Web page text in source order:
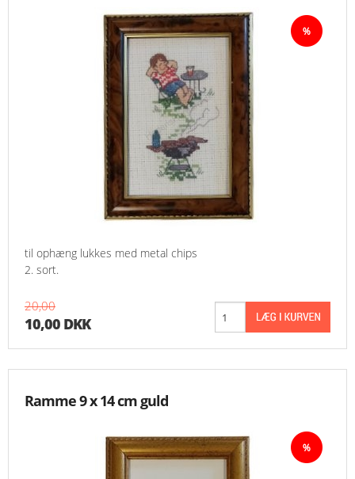
til ophæng lukkes med metal chips
2. sort.
20,00
10,00 DKK
Ramme 9 x 14 cm guld